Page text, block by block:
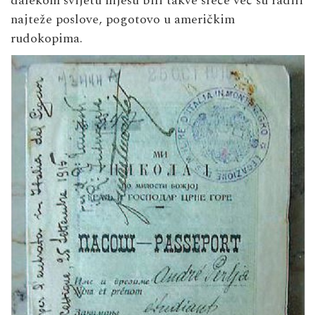
najteže poslove, pogotovo u američkim
rudokopima.